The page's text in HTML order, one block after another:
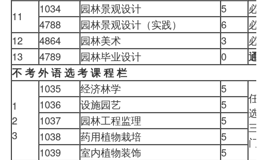
11
1034 园林景观设计 5
必
4788
园林景观设计（实践） 6
必
12
4864 园林美术 3
必
13
4789 园林毕业设计 0
通
不 考 外 语 选 考 课 程 栏
1
2
3
1035 经济林学 5
任
选
三
1036 设施园艺
5
1037
园林工程监理
5
1038
药用植物栽培
5
1039
室内植物装饰
5